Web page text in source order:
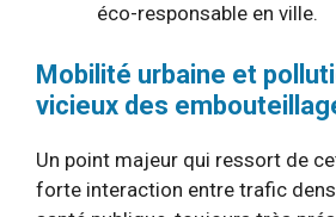
éco-responsable en ville.
Mobilité urbaine et
vicieux des
Un point majeur qui ressort de
forte interaction entre trafic